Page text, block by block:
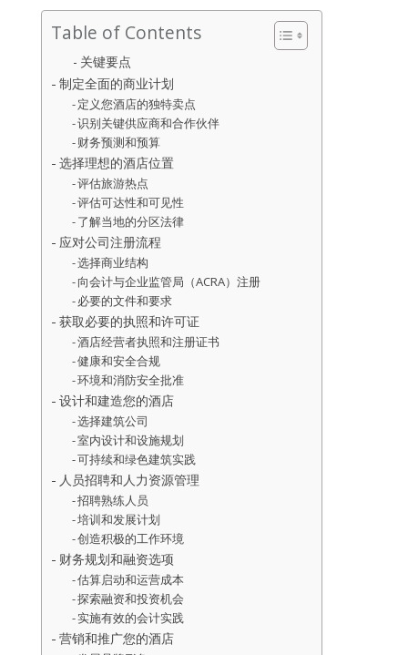
Table of Contents
关键要点
制定全面的商业计划
定义您酒店的独特卖点
识别关键供应商和合作伙伴
财务预测和预算
选择理想的酒店位置
评估旅游热点
评估可达性和可见性
了解当地的分区法律
应对公司注册流程
选择商业结构
向会计与企业监管局（ACRA）注册
必要的文件和要求
获取必要的执照和许可证
酒店经营者执照和注册证书
健康和安全合规
环境和消防安全批准
设计和建造您的酒店
选择建筑公司
室内设计和设施规划
可持续和绿色建筑实践
人员招聘和人力资源管理
招聘熟练人员
培训和发展计划
创造积极的工作环境
财务规划和融资选项
估算启动和运营成本
探索融资和投资机会
实施有效的会计实践
营销和推广您的酒店